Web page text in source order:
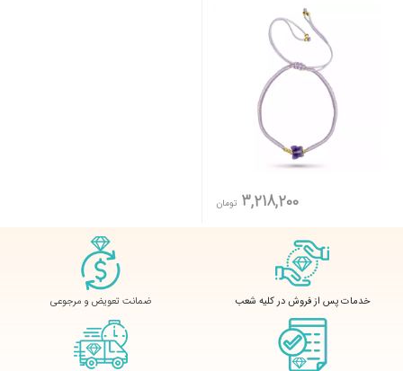
3,218,200 تومان
خدمات پس از فروش در کلیه شعب ضمانت تعویض و مرجوعی